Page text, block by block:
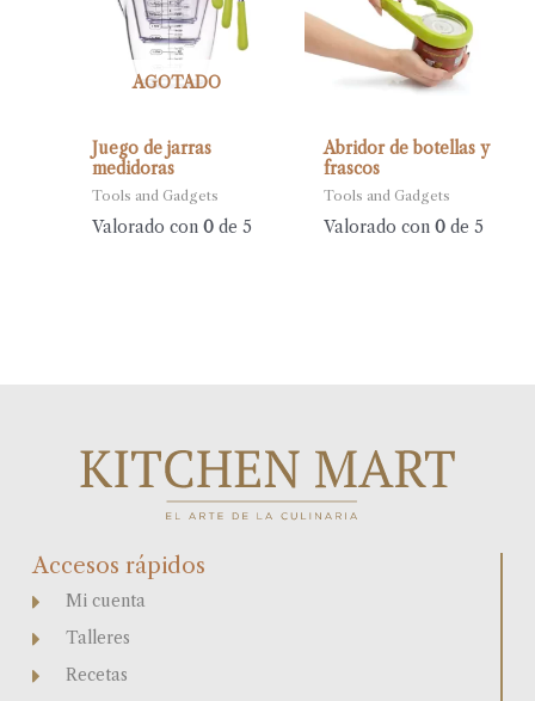
AGOTADO
Juego de jarras
medidoras
Tools and Gadgets
Valorado con0 de 5
Abridor de botellas y
frascos
Tools and Gadgets
Valorado con 0de 5
Accesos rápidos
Mi cuenta
Talleres
Recetas